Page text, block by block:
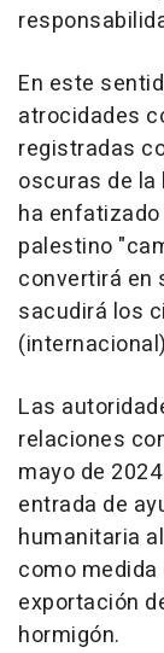
En este
atrocidades
registradas
oscuras de la
ha
palestino
convertirá en
sacudirá los
Las
relaciones
mayo de
entrada de
humanitaria
como medida
exportación
hormigón.